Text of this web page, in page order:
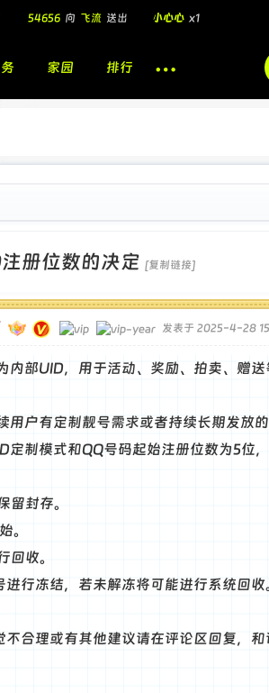
🎁
飞流 向 北 送出 酷盖墨镜 x1
飞流 向 北 小心心 x1
54656 向 飞流 送出 小心心 x1
家园 排行
册位数的决定 [复制链接]
发表于 2025-4-28
内部UID，用于活动、奖励、拍卖、赠
户有定制靓号需求或者持续长期发放
制模式和QQ号码起始注册位数为5位
封存。
。
回收。
行冻结，若未解冻将可能进行系统回
合理或有其他建议请在评论区回复，